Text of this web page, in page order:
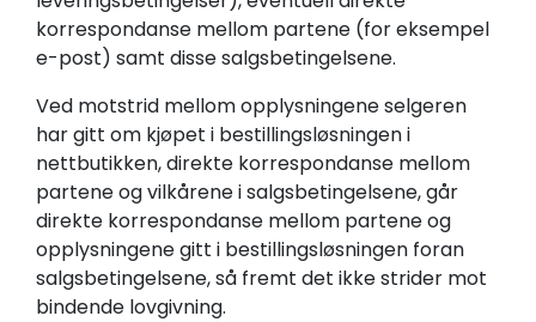
korrespondanse mellom partene (for eksempel
e-post) samt disse salgsbetingelsene.
Ved motstrid mellom opplysningene selgeren
har gitt om kjøpet i bestillingsløsningen i
nettbutikken, direkte korrespondanse mellom
partene og vilkårene i salgsbetingelsene, går
direkte korrespondanse mellom partene og
opplysningene gitt i bestillingsløsningen foran
salgsbetingelsene, så fremt det ikke strider mot
bindende lovgivning.